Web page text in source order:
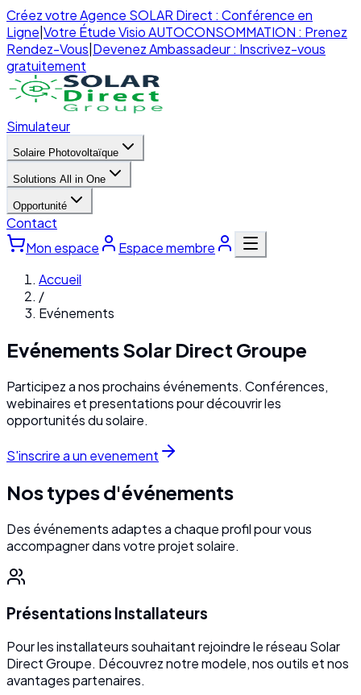
Créez votre Agence SOLAR Direct : Conférence en
Ligne Votre Étude Visio AUTOCONSOMMATION : Prenez
Rendez-Vous Devenez Ambassadeur : Inscrivez-vous
gratuitement
Simulateur
Solaire Photovoltaïque
Solutions All in One
Opportunité
Contact
Mon espace
Espace membre
Accueil
/
Evénements
EvénementsSolar Direct Groupe
Participez a nos prochains événements. Conférences,
webinaires et presentations pour découvrir les
opportunités du solaire.
S'inscrire a un evenement
Nos types d'événements
Des événements adaptes a chaque profil pour vous
accompagner dans votre projet solaire.
Présentations Installateurs
Pour les installateurs souhaitant rejoindre le réseau Solar
Direct Groupe. Découvrez notre modele, nos outils et nos
avantages partenaires.